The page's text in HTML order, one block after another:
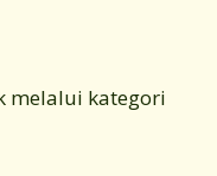
melalui kategori